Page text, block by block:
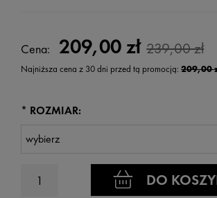
Cena: 209,00 zł 239,00 zł
Najniższa cena z 30 dni przed tą promocją: 209,00
* ROZMIAR:
DO